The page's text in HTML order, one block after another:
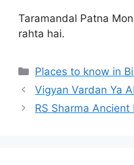
Taramandal Patna
rahta hai.
Categories
Places to know in
Vigyan Vardan Ya
RS Sharma